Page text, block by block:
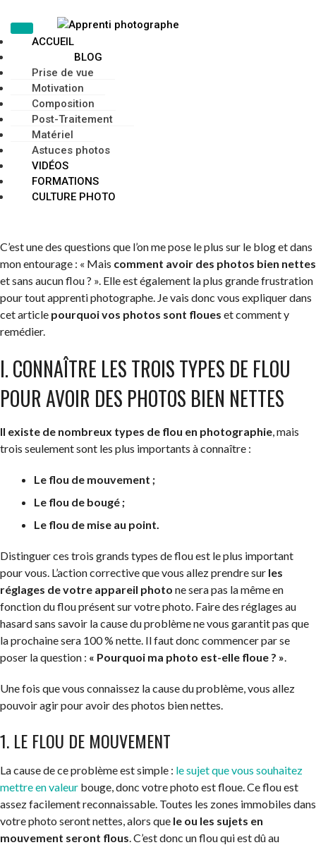
ACCUEIL
BLOG
Prise de vue
Motivation
Composition
Post-Traitement
Matériel
Astuces photos
VIDÉOS
FORMATIONS
CULTURE PHOTO
C’est une des questions que l’on me pose le plus sur le blog et dans
mon entourage : « Mais comment avoir des photos bien nettes
et sans aucun flou ? ». Elle est également la plus grande frustration
pour tout apprenti photographe. Je vais donc vous expliquer dans
cet article pourquoi vos photos sont floues et comment y
remédier.
I. CONNAÎTRE LES TROIS TYPES DE FLOU
POUR AVOIR DES PHOTOS BIEN NETTES
Il existe de nombreux types de flou en photographie, mais
trois seulement sont les plus importants à connaître :
Le flou de mouvement ;
Le flou de bougé ;
Le flou de mise au point.
Distinguer ces trois grands types de flou est le plus important
pour vous. L’action corrective que vous allez prendre sur les
réglages de votre appareil photo ne sera pas la même en
fonction du flou présent sur votre photo. Faire des réglages au
hasard sans savoir la cause du problème ne vous garantit pas que
la prochaine sera 100 % nette. Il faut donc commencer par se
poser la question : « Pourquoi ma photo est-elle floue ? ».
Une fois que vous connaissez la cause du problème, vous allez
pouvoir agir pour avoir des photos bien nettes.
1. LE FLOU DE MOUVEMENT
La cause de ce problème est simple : le sujet que vous souhaitez
mettre en valeur bouge, donc votre photo est floue. Ce flou est
assez facilement reconnaissable. Toutes les zones immobiles dans
votre photo seront nettes, alors que le ou les sujets en
mouvement seront flous. C’est donc un flou qui est dû au